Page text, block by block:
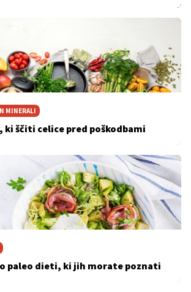
MINERALI
ki ščiti celice pred poškodbami
paleo dieti, ki jih morate poznati